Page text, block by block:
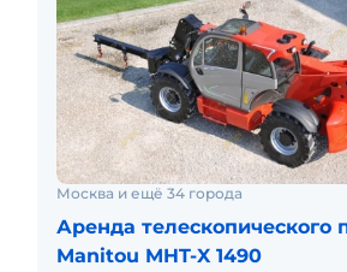
Москва и ещё 34 города
Аренда телескопического
Manitou MHT-X 1490